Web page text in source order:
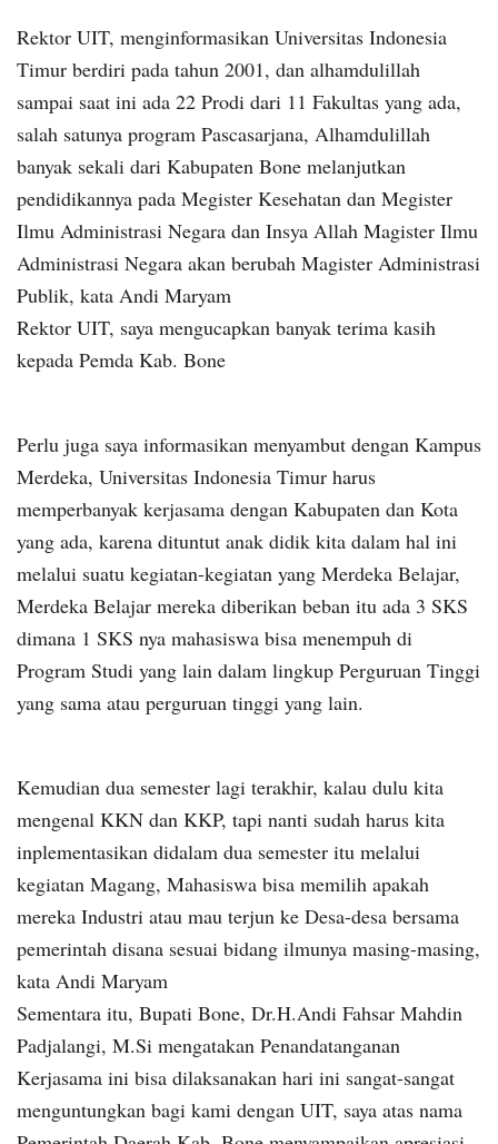
Rektor UIT, menginformasikan Universitas Indonesia
Timur berdiri pada tahun 2001, dan alhamdulillah
sampai saat ini ada 22 Prodi dari 11 Fakultas yang ada,
salah satunya program Pascasarjana, Alhamdulillah
banyak sekali dari Kabupaten Bone melanjutkan
pendidikannya pada Megister Kesehatan dan Megister
Ilmu Administrasi Negara dan Insya Allah Magister Ilmu
Administrasi Negara akan berubah Magister Administrasi
Publik, kata Andi Maryam
Rektor UIT, saya mengucapkan banyak terima kasih
kepada Pemda Kab. Bone
Perlu juga saya informasikan menyambut dengan Kampus
Merdeka, Universitas Indonesia Timur harus
memperbanyak kerjasama dengan Kabupaten dan Kota
yang ada, karena dituntut anak didik kita dalam hal ini
melalui suatu kegiatan-kegiatan yang Merdeka Belajar,
Merdeka Belajar mereka diberikan beban itu ada 3 SKS
dimana 1 SKS nya mahasiswa bisa menempuh di
Program Studi yang lain dalam lingkup Perguruan Tinggi
yang sama atau perguruan tinggi yang lain.
Kemudian dua semester lagi terakhir, kalau dulu kita
mengenal KKN dan KKP, tapi nanti sudah harus kita
inplementasikan didalam dua semester itu melalui
kegiatan Magang, Mahasiswa bisa memilih apakah
mereka Industri atau mau terjun ke Desa-desa bersama
pemerintah disana sesuai bidang ilmunya masing-masing,
kata Andi Maryam
Sementara itu, Bupati Bone, Dr.H.Andi Fahsar Mahdin
Padjalangi, M.Si mengatakan Penandatanganan
Kerjasama ini bisa dilaksanakan hari ini sangat-sangat
menguntungkan bagi kami dengan UIT, saya atas nama